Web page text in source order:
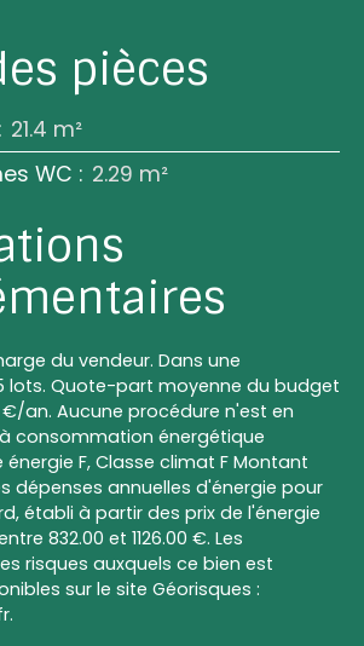
pièces
: 21.4 m²
WC : 2.29 m²
du vendeur. Dans une
lots. Quote-part moyenne du budget
€/an. Aucune procédure n'est en
consommation énergétique
énergie F, Classe climat F Montant
dépenses annuelles d'énergie pour
établi à partir des prix de l'énergie
832.00 et 1126.00 €. Les
risques auxquels ce bien est
sur le site Géorisques :